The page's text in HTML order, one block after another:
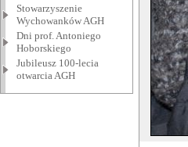
Stowarzyszenie
Wychowanków AGH
Dni prof. Antoniego
Hoborskiego
Jubileusz 100-lecia
otwarcia AGH